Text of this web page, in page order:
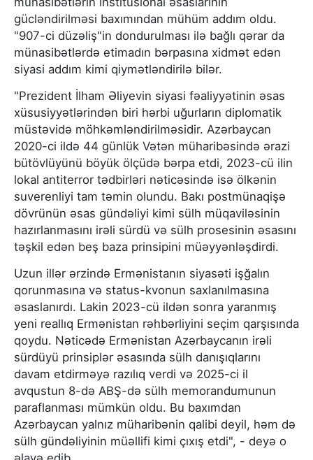
gücləndirilməsi baxımından mühüm addım oldu.
"907-ci düzəliş"in dondurulması ilə bağlı qərar da
münasibətlərdə etimadın bərpasına xidmət edən
siyasi addım kimi qiymətləndirilə bilər.
"Prezident İlham Əliyevin siyasi fəaliyyətinin əsas
xüsusiyyətlərindən biri hərbi uğurların diplomatik
müstəvidə möhkəmləndirilməsidir. Azərbaycan
2020-ci ildə 44 günlük Vətən müharibəsində ərazi
bütövlüyünü böyük ölçüdə bərpa etdi, 2023-cü ilin
lokal antiterror tədbirləri nəticəsində isə ölkənin
suverenliyi tam təmin olundu. Bakı postmünaqişə
dövrünün əsas gündəliyi kimi sülh müqaviləsinin
hazırlanmasını irəli sürdü və sülh prosesinin əsasını
təşkil edən beş baza prinsipini müəyyənləşdirdi.
Uzun illər ərzində Ermənistanın siyasəti işğalın
qorunmasına və status-kvonun saxlanılmasına
əsaslanırdı. Lakin 2023-cü ildən sonra yaranmış
yeni reallıq Ermənistan rəhbərliyini seçim qarşısında
qoydu. Nəticədə Ermənistan Azərbaycanın irəli
sürdüyü prinsiplər əsasında sülh danışıqlarını
davam etdirməyə razılıq verdi və 2025-ci il
avqustun 8-də ABŞ-də sülh memorandumunun
paraflanması mümkün oldu. Bu baxımdan
Azərbaycan yalnız müharibənin qalibi deyil, həm də
sülh gündəliyinin müəllifi kimi çıxış etdi", - deyə o